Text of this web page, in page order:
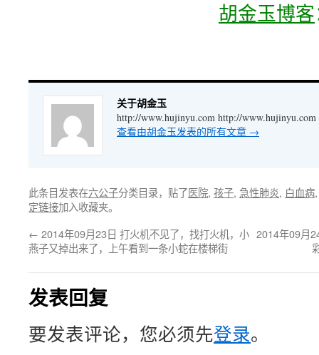
胡金玉博客
关于胡金玉
http://www.hujinyu.com http://www.hujinyu.com
查看由胡金玉发表的所有文章 →
此条目发表在六公子分类目录，贴了医院, 孩子, 急性肺炎, 白血病
定链接加入收藏夹。
← 2014年09月23日 打火机不见了，找打火机，小
燕子又掉出来了，上午看到一条小蛇在楼梯街
2014年09月
发表回复
要发表评论，您必须先登录。